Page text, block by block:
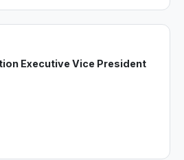
Executive Vice President